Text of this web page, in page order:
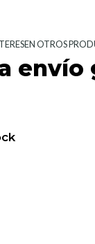
OTROS
envío